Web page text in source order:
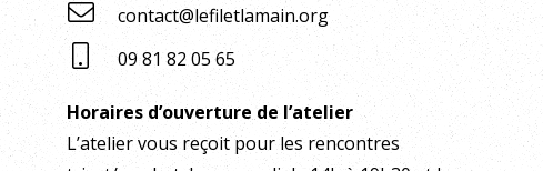
contact@lefiletlamain.org
09 81 82 05 65
Horaires d’ouverture de l’atelier
L’atelier vous reçoit pour les rencontres